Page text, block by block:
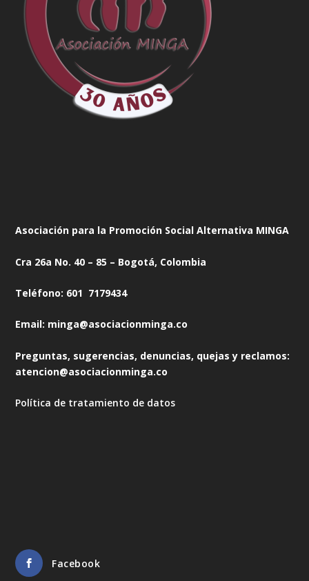
Asociación para la Promoción Social Alternativa MINGA
Cra 26a No. 40 – 85 – Bogotá, Colombia
Teléfono: 601 7179434
Email: minga@asociacionminga.co
Preguntas, sugerencias, denuncias, quejas y reclamos:
atencion@asociacionminga.co
Política de tratamiento de datos
Facebook